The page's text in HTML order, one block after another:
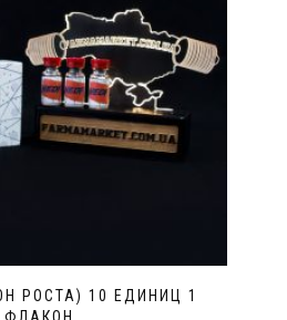
РОСТА) 10 ЕДИНИЦ 1